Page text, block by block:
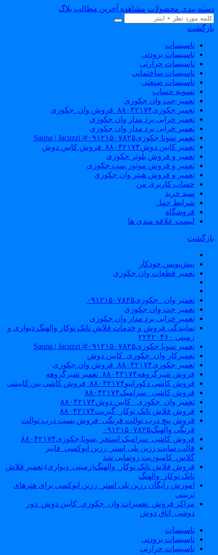
بندی محصولات مشاهده آخرین مطالب بلاگ
تاسیسات
تاسیسات برودتی
تاسیسات حرارتی
تاسیسات ساختمانی
تاسیسات صنعتی
تسویه حساب
تعمیر جت وان جکوزی
تعمیر جکوزی۸۸۰۴۲۱۷۴_فروش وان_جکوزی
تعمیر خرابی برد مدار وان جکوزی
تعمیر خرابی برد مدار وان جکوزی
تعمیر سونا جکوزی۰۹۱۲۱۵۰۷۸۲۵#| Sauna | Jacuzzi
تعمیر کابین دوش۸۸۰۴۲۱۷۴_فروش کابین دوش
تعمیر و فروش بلوئر جکوزی
تعمیر و فروش موتور پمپ جکوزی
تعمیر و فروش هیتر وان جکوزی
حساب کاربری من
سبد خرید
شرایط حمل
فروشگاه
لیست علاقه مندی ها
پیش‌نویس خودکار
تعمیر قطعات وان جکوزی
تعمیر وان _جکوزی۰۹۱۲۱۵۰۷۸۲۵
تعمیر جت وان جکوزی
تعمیر خرابی برد مدار وان جکوزی
نمایندگی فروش و خدمات فلاش تانک توکار والهنگ دیواری و
زمینی ۲۲۴۲۰۴۶۰
تعمیر سونا جکوزی۰۹۱۲۱۵۰۷۸۲۵#| Sauna | Jacuzzi
تعمیرکار وان_جکوزی_کابین دوش
تعمیر جکوزی۸۸۰۴۲۱۷۴_فروش وان جکوزی
فروش شیرگروهه۸۸۰۴۲۱۷۴_تعمیر شیرگروهه
فروش کاشی دکوراتیو۸۸۰۴۲۱۷۴_فروش کاشی بین کابینتی
فروش کاشی _سرامیک۸۸۰۴۲۱۷۴
تعمیر وان_جکوزی_ کابین دوش۸۸۰۴۲۱۷۴
فروش فلاش تانک توکار_گبریت۸۸۰۴۲۱۷۴
فروش پیچ درب توالت فرنگی_فروش بست درب توالت
فرنگی والهنگ۰۹۱۲۱۵۰۷۸۲۵
فروش کاشی_سرامیک استخر ,سونا,جکوزی۸۸۰۴۲۱۷۴
قالب سایت رزین پلی استر_رزین اپوکسی_فایبر
گلاس_کامپوزیت رونمایی شد
فروش فلاش تانک توکار_والهنگ(زمینی_دیواری),تعمیر فلاش
تانک توکار_والهنگ
اموزش رایگان رزین پلی استر_رزین اپوکسی برای هنرهای
تزیینی
مراکز فروش_تعمیرات وان_جکوزی_کابین دوش_دور
دوشی_اتاق دوش
تاسیسات
تاسیسات برودتی
تاسیسات حرارتی